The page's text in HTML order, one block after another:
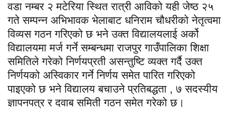
वडा नम्बर २ मटेरिया स्थित रात्री आविको यही जेष्ठ २५
गते सम्पन्न अभिभावक भेलाबाट धनिराम चौधरीको नेतृत्वमा
विव्यस गठन गरिएको छ भने उक्त विद्यालयलाई अर्को
विद्यालयमा मर्ज गर्ने सम्बन्धमा राजपुर गाउँपालिका शिक्षा
समितिले गरेको निर्णयप्रती असन्तुष्टि व्यक्त गर्दै उक्त
निर्णयको अस्विकार गर्ने निर्णय समेत पारित गरिएको
पाइएको छ भने विद्यालय बचाउने प्रतिबद्धता , ७ सदस्यीय
ज्ञापनपत्र र दवाब समिती गठन समेत गरेको छ।